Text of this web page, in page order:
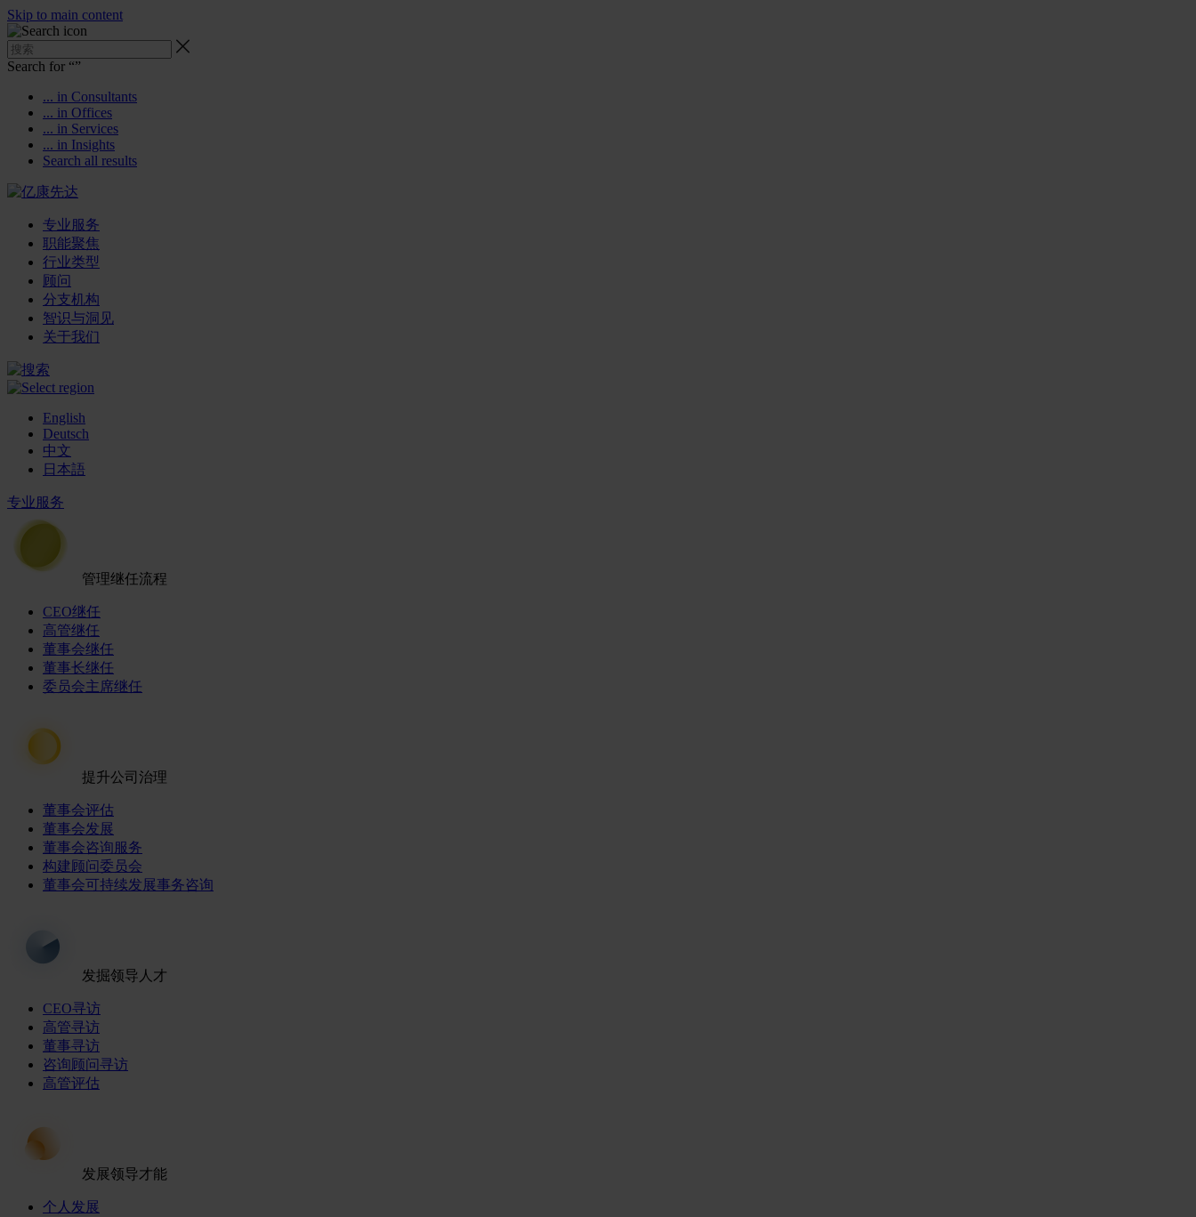
Skip to main content
Search for “”
... in Consultants
... in Offices
... in Services
... in Insights
Search all results
专业服务
职能聚焦
行业类型
顾问
分支机构
智识与洞见
关于我们
English
Deutsch
中文
日本語
专业服务
管理继任流程
CEO继任
高管继任
董事会继任
董事长继任
委员会主席继任
提升公司治理
董事会评估
董事会发展
董事会咨询服务
构建顾问委员会
董事会可持续发展事务咨询
发掘领导人才
CEO寻访
高管寻访
董事寻访
咨询顾问寻访
高管评估
发展领导才能
个人发展